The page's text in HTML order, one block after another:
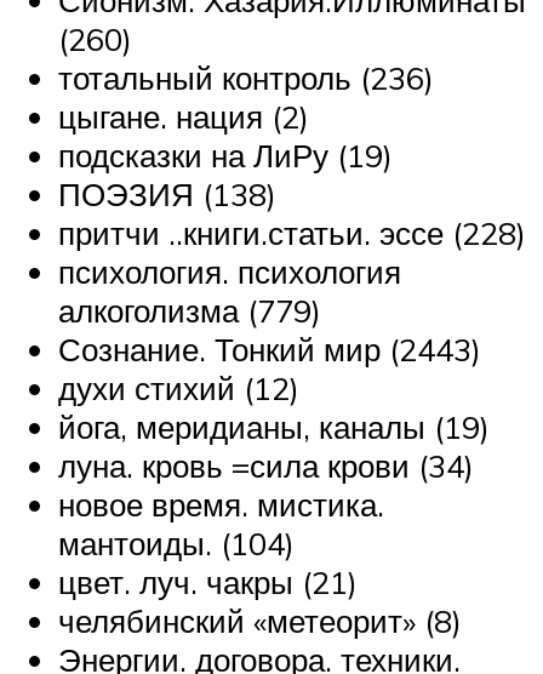
(260)
тотальный контроль (236)
цыгане. нация (2)
подсказки на ЛиРу (19)
ПОЭЗИЯ (138)
притчи ..книги.статьи. эссе (228)
психология. психология
алкоголизма (779)
Сознание. Тонкий мир (2443)
духи стихий (12)
йога, меридианы, каналы (19)
луна. кровь =сила крови (34)
новое время. мистика.
мантоиды. (104)
цвет. луч. чакры (21)
челябинский «метеорит» (8)
Энергии. договора. техники.